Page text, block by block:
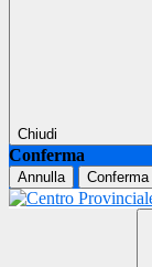
Chiudi
Conferma
Annulla Conferma